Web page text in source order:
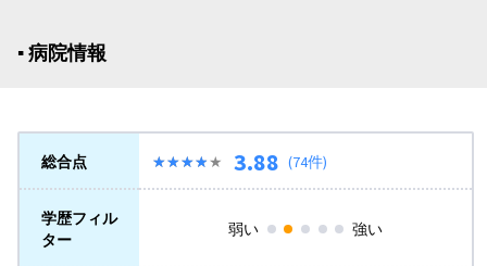
▪︎ 病院情報
総合点 ★★★★★
★★★★★ 3.88 (74件)
学歴フィル
ター
弱い 強い